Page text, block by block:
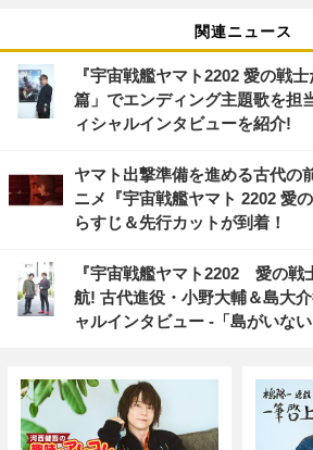
関連ニュース
『宇宙戦艦ヤマト2202 愛の戦
篇」でエンディング主題歌を担
ィシャルインタビューを紹介!
ヤマト出撃準備を進める古代
ニメ『宇宙戦艦ヤマト 2202 愛
らすじ＆先行カットが到着！
『宇宙戦艦ヤマト2202 愛の戦
航! 古代進役・小野大輔＆島大
ャルインタビュー -「島がいな